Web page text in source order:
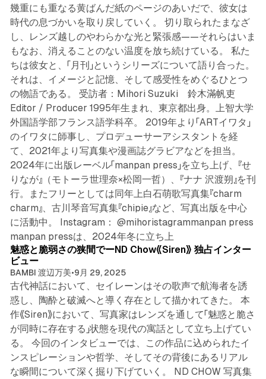
幾重にも重なる黄ばんだ紙のページのあいだで、彼女は
時代の息づかいを取り戻していく。 切り取られたまなざ
し、レンズ越しのやわらかな光と緊張感——それらはいま
もなお、消えることのない温度を放ち続けている。 私た
ちは彼女と、「月刊」というシリーズについて語り合った。
それは、イメージと記憶、そして感受性をめぐるひとつ
の物語である。 受訪者：Mihori Suzuki 鈴木滿帆吏
Editor / Producer 1995年生まれ、東京都出身。上智大学
外国語学部フランス語学科卒。 2019年より「ARTイワタ」
のイワタに師事し、プロデューサーアシスタントを経
て、2021年より写真集や漫画誌グラビアなどを担当。
2024年に出版レーベル「manpan press」を立ち上げ、『せ
りなが』（モトーラ世理奈×松岡一哲）、『ナナ 沢渡朔』を刊
行。またフリーとしては同年上白石萌歌写真集『charm
charm』、古川琴音写真集『chipie』など、写真出版を中心
に活動中。 Instagram： @mihoristagrammanpan press
manpan pressは、2024年冬に立ち上
5 min read
魅惑と脆弱さの狭間でーND Chow《Siren》 独占インター
ビュー
BAMBI 渡辺万美•9月 29, 2025
古代神話において、セイレーンはその歌声で航海者を誘
惑し、陶酔と破滅へと導く存在として描かれてきた。 本
作《Siren》において、写真家はレンズを通して「魅惑と脆さ
が同時に存在する」状態を現代の寓話として立ち上げてい
る。 今回のインタビューでは、この作品に込められたイ
ンスピレーションや哲学、そしてその背後にあるリアル
な瞬間について深く掘り下げていく。 ND CHOW 写真集